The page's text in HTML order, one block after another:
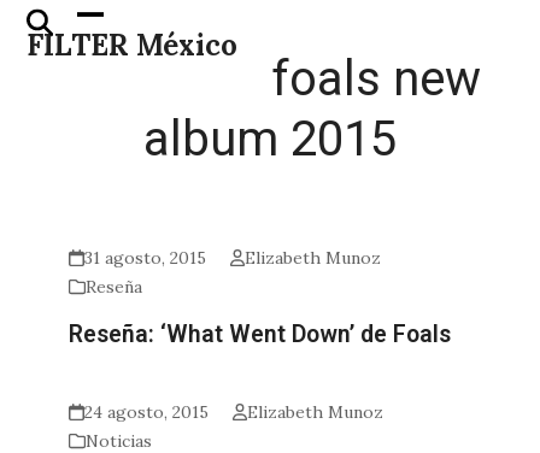
Skip
FILTER México
Open
mobile
Close
mobile
foals new
album 2015
31 agosto, 2015
Elizabeth Munoz
Reseña
Reseña: ‘What Went Down’ de Foals
24 agosto, 2015
Elizabeth Munoz
Noticias